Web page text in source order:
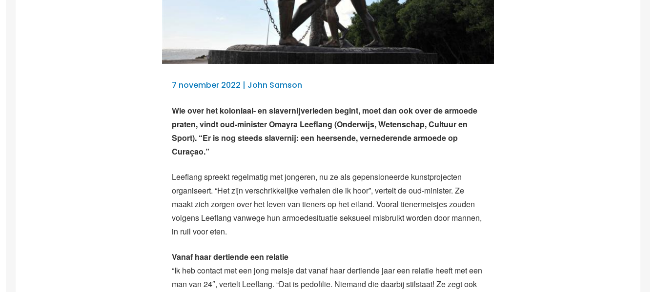
7 november 2022 | John Samson
Wie over het koloniaal- en slavernijverleden begint, moet dan ook over de armoede
praten, vindt oud-minister Omayra Leeflang (Onderwijs, Wetenschap, Cultuur en
Sport). “Er is nog steeds slavernij: een heersende, vernederende armoede op
Curaçao.”
Leeflang spreekt regelmatig met jongeren, nu ze als gepensioneerde kunstprojecten
organiseert. “Het zijn verschrikkelijke verhalen die ik hoor”, vertelt de oud-minister. Ze
maakt zich zorgen over het leven van tieners op het eiland. Vooral tienermeisjes zouden
volgens Leeflang vanwege hun armoedesituatie seksueel misbruikt worden door mannen,
in ruil voor eten.
Vanaf haar dertiende een relatie
“Ik heb contact met een jong meisje dat vanaf haar dertiende jaar een relatie heeft met een
man van 24″, vertelt Leeflang. “Dat is pedofilie. Niemand die daarbij stilstaat! Ze zegt ook